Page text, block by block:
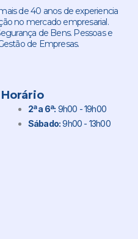
de 40 anos de experiencia
no mercado empresarial.
de Bens. Pessoas e
de Empresas.
Horário
2ª a 6ª: 9h00 - 19h00
Sábado:9h00 - 13h00